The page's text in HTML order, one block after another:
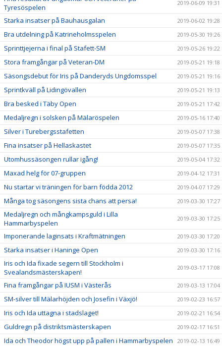
Tyresöspelen
2019-06-09 19:31
Starka insatser på Bauhausgalan 2019-06-02 19:28
Bra utdelning på Katrineholmsspelen 2019-05-30 19:26
Sprinttjejerna i final på Stafett-SM 2019-05-26 19:22
Stora framgångar på Veteran-DM 2019-05-21 19:18
Säsongsdebut för Iris på Danderyds Ungdomsspel 2019-05-21 19:16
Sprintkväll på Lidingövallen 2019-05-21 19:13
Bra besked i Täby Open 2019-05-21 17:42
Medaljregn i solsken på Mälaröspelen 2019-05-16 17:40
Silver i Turebergsstafetten 2019-05-07 17:38
Fina insatser på Hellaskastet 2019-05-07 17:35
Utomhussäsongen rullar igång! 2019-05-04 17:32
Maxad helg för 07-gruppen 2019-04-12 17:31
Nu startar vi träningen för barn födda 2012 2019-04-07 17:29
Många tog säsongens sista chans att persa! 2019-03-30 17:27
Medaljregn och mångkampsguld i Lilla
Hammarbyspelen
2019-03-30 17:25
Imponerande laginsats i Kraftmätningen 2019-03-30 17:20
Starka insatser i Haninge Open 2019-03-30 17:16
Iris och Ida fixade segern till Stockholm i
Svealandsmästerskapen!
2019-03-17 17:08
Fina framgångar på IUSM i Västerås 2019-03-13 17:04
SM-silver till Mälarhöjden och Josefin i Växjö! 2019-02-23 16:57
Iris och Ida uttagna i stadslaget! 2019-02-21 16:54
Guldregn på distriktsmästerskapen 2019-02-17 16:51
Ida och Theodor högst upp på pallen i Hammarbyspelen 2019-02-13 16:49